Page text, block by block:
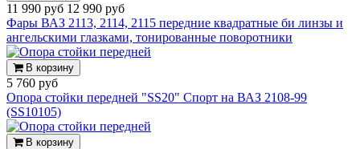
11 990 руб 12 990 руб
Фары ВАЗ 2113, 2114, 2115 передние квадратные би линзы и
ангельскими глазками, тонированные поворотники
В корзину
5 760 руб
Опора стойки передней "SS20" Спорт на ВАЗ 2108-99
(SS10105)
В корзину